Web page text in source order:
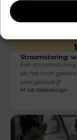
Stroomstoring:
Een stroomstoring
als het toch
energiebedrijf
M Vd Webdesign